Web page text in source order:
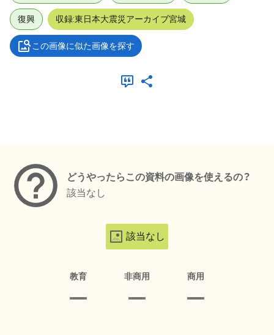
復興 収録:東日本大震災アーカイブ宮城
この画像に似た画像を探す
どうやったらこの資料の画像を使えるの？
該当なし
該当なし
教育 非商用 商用